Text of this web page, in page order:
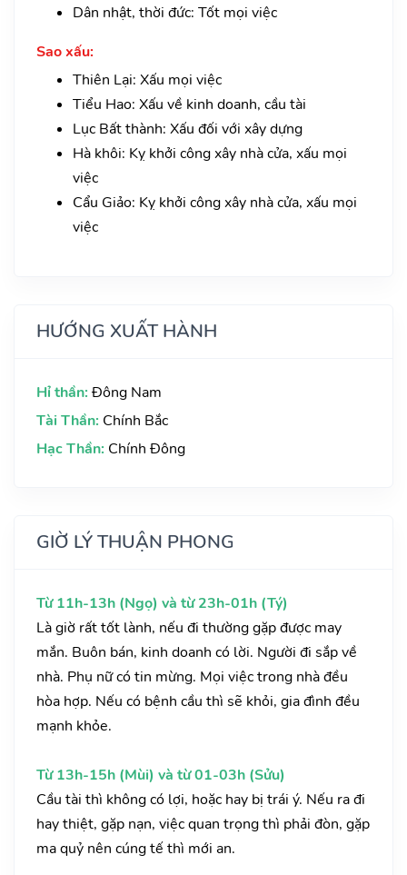
Dân nhật, thời đức: Tốt mọi việc
Sao xấu:
Thiên Lại: Xấu mọi việc
Tiểu Hao: Xấu về kinh doanh, cầu tài
Lục Bất thành: Xấu đối với xây dựng
Hà khôi: Kỵ khởi công xây nhà cửa, xấu mọi
việc
Cẩu Giảo: Kỵ khởi công xây nhà cửa, xấu mọi
việc
HƯỚNG XUẤT HÀNH
Hỉ thần: Đông Nam
Tài Thần: Chính Bắc
Hạc Thần: Chính Đông
GIỜ LÝ THUẬN PHONG
Từ 11h-13h (Ngọ) và từ 23h-01h (Tý)
Là giờ rất tốt lành, nếu đi thường gặp được may
mắn. Buôn bán, kinh doanh có lời. Người đi sắp về
nhà. Phụ nữ có tin mừng. Mọi việc trong nhà đều
hòa hợp. Nếu có bệnh cầu thì sẽ khỏi, gia đình đều
mạnh khỏe.
Từ 13h-15h (Mùi) và từ 01-03h (Sửu)
Cầu tài thì không có lợi, hoặc hay bị trái ý. Nếu ra đi
hay thiệt, gặp nạn, việc quan trọng thì phải đòn, gặp
ma quỷ nên cúng tế thì mới an.